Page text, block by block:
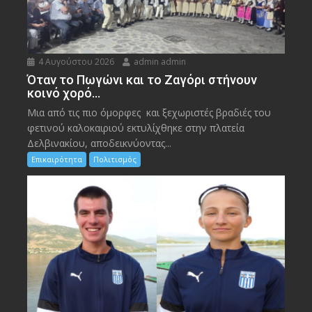
4 Αυγούστου 2026 admin admin
Όταν το Πωγώνι και το Ζαγόρι στήνουν
κοινό χορό…
Μια από τις πιο όμορφες και ξεχωριστές βραδιές του
φετινού καλοκαιριού εκτυλίχθηκε στην πλατεία
Δελβινακίου, αποδεικνύοντας...
Επικαιρότητα Πολιτισμός